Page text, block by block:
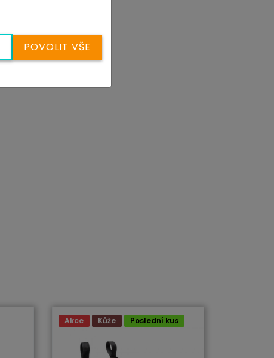
Akce Kůže Poslední kus
POVOLIT VŠE